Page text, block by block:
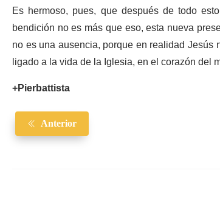
Es hermoso, pues, que después de todo
bendición no es más que eso, esta nueva
no es una ausencia, porque en realidad
ligado a la vida de la Iglesia, en el corazón del
+Pierbattista
Anterior